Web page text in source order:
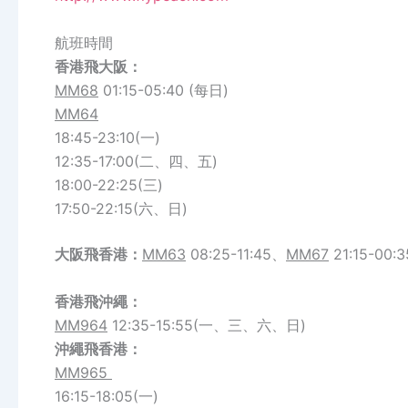
航班時間
香港飛大阪：
MM68 01:15-05:40 (每日)
MM64
18:45-23:10(一)
12:35-17:00(二、四、五)
18:00-22:25(三)
17:50-22:15(六、日)
大阪飛香港： MM63 08:25-11:45、 MM67 21:15-
香港飛沖繩：
MM964 12:35-15:55(一、三、六、日)
沖繩飛香港 ：
MM965
16:15-18:05(一)